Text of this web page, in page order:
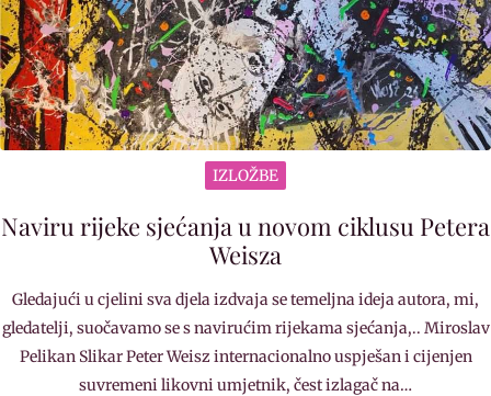
IZLOŽBE
Naviru rijeke sjećanja u novom ciklusu Petera
Weisza
Gledajući u cjelini sva djela izdvaja se temeljna ideja autora, mi,
gledatelji, suočavamo se s navirućim rijekama sjećanja,.. Miroslav
Pelikan Slikar Peter Weisz internacionalno uspješan i cijenjen
suvremeni likovni umjetnik, čest izlagač na…